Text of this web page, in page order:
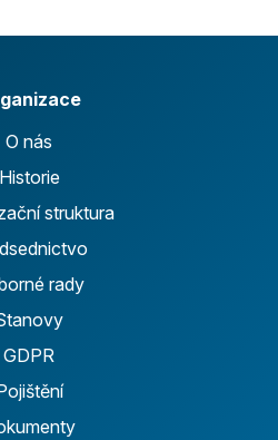
O nás
Historie
struktura
rady
GDPR